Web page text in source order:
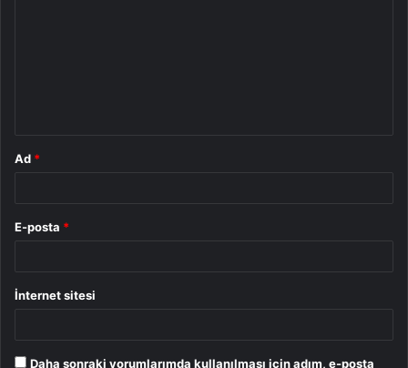
Ad *
E-posta *
İnternet sitesi
Daha sonraki yorumlarımda kullanılması için adım, e-posta